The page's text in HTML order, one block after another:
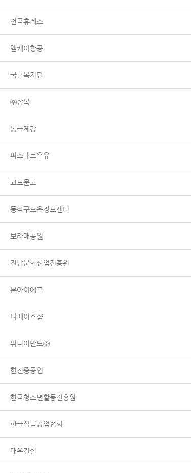
전국휴게소
엠케이항공
국군복지단
㈜삼목
동국제강
파스테르우유
교보문고
동작구보육정보센터
보라매공원
전남문화산업진흥원
본아이에프
더페이스샵
위니아만도㈜
한진중공업
한국청소년활동진흥원
한국식품공업협회
대우건설